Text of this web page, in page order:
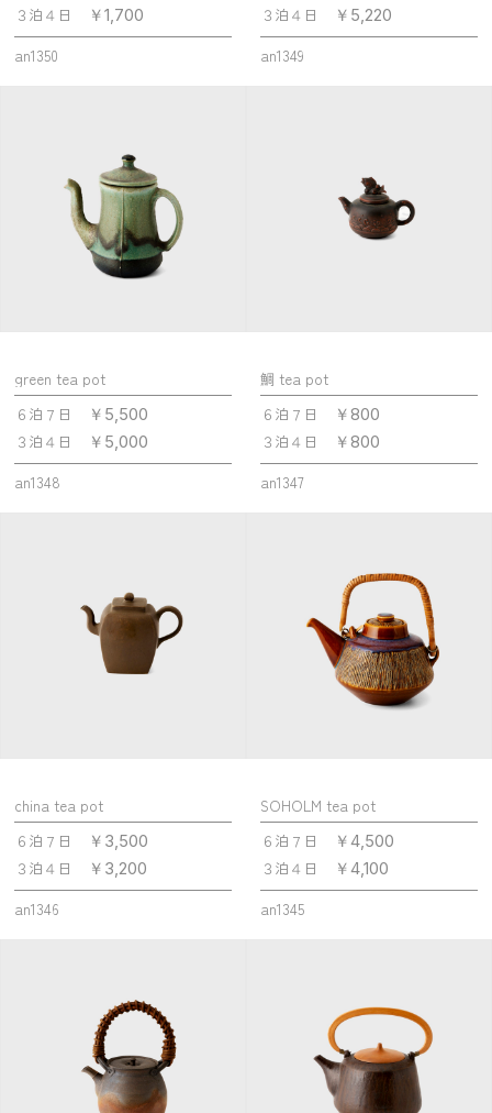
３泊４日 ￥1,700
an1350
３泊４日 ￥5,220
an1349
green tea pot
６泊７日
￥5,500
３泊４日 ￥5,000
an1348
鯛 tea pot
６泊７日
￥800
３泊４日 ￥800
an1347
china tea pot
６泊７日
￥3,500
３泊４日 ￥3,200
an1346
SOHOLM tea pot
６泊７日
￥4,500
３泊４日 ￥4,100
an1345